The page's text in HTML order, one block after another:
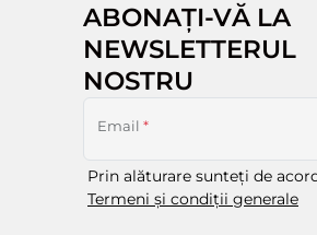
ABONAȚI-VĂ LA
NEWSLETTERUL
NOSTRU
Email *
Prin alăturare sunteți de
Termeni și condiții generale